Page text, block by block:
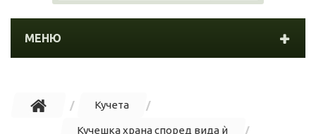
МЕНЮ
Кучета
Кучешка храна според вида ѝ